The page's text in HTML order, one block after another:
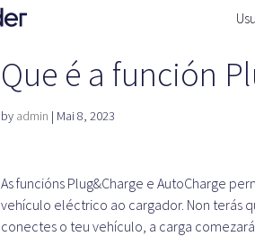
Que é a función
by admin | Mai 8, 2023
As funcións Plug&Charge e AutoCharge
vehículo eléctrico ao cargador. Non terás
conectes o teu vehículo, a carga